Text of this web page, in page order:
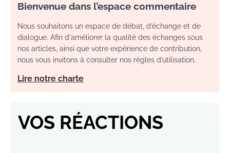
Bienvenue dans l’espace commentaire
Nous souhaitons un espace de débat, d’échange et de
dialogue. Afin d'améliorer la qualité des échanges sous
nos articles, ainsi que votre expérience de contribution,
nous vous invitons à consulter nos règles d’utilisation.
Lire notre charte
VOS RÉACTIONS